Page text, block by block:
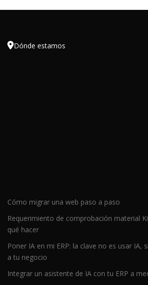
Dónde estamos
Cómo migrar una web paso a paso
Requerimiento de comprobación material
qué hacer
Poner IA en mi ERP: la clave no es usar IA,
a tu negocio
Integrar un asistente de IA con tu ERP a